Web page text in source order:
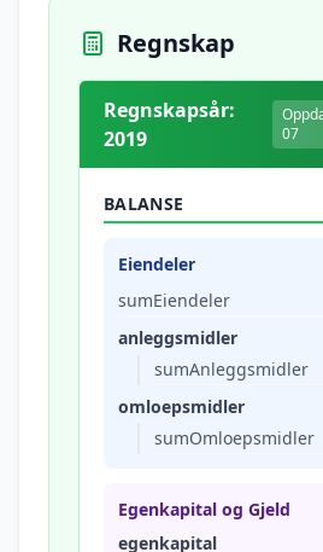
Regnskap
Regnskapsår:
2019
07
BALANSE
Eiendeler
sumEiendeler
anleggsmidler
sumAnleggsmidler
omloepsmidler
sumOmloepsmidler
Egenkapital og Gjeld
egenkapital